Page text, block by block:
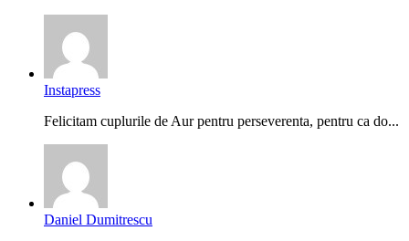
Instapress
Felicitam cuplurile de Aur pentru perseverenta, pentru ca do...
Daniel Dumitrescu